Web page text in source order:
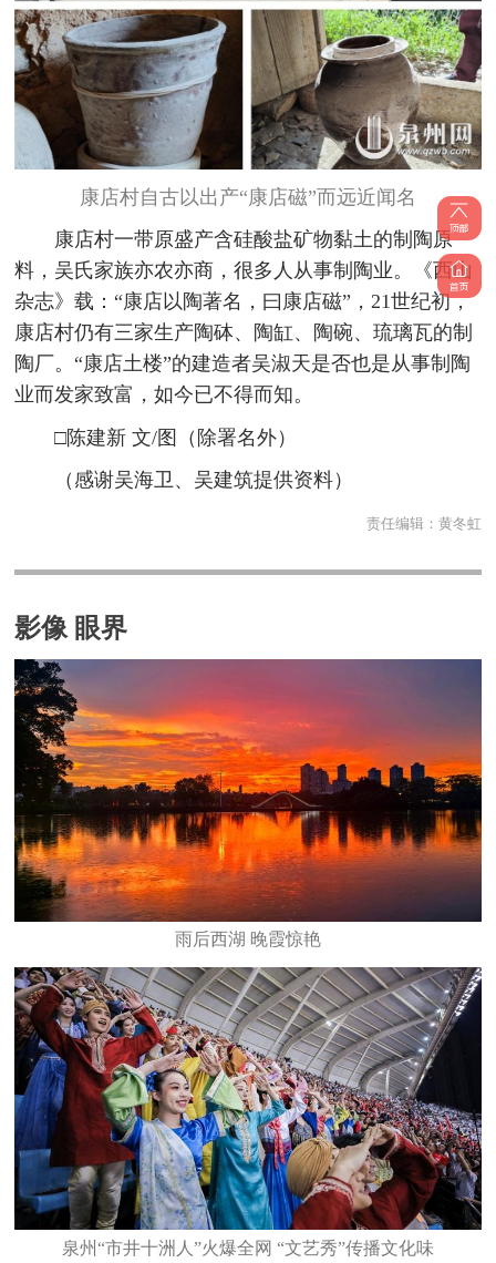
康店村自古以出产“康店磁”而远近闻名
康店村一带原盛产含硅酸盐矿物黏土的制陶原
料，吴氏家族亦农亦商，很多人从事制陶业。《西山
杂志》载：“康店以陶著名，曰康店磁”，21世纪初，
康店村仍有三家生产陶砵、陶缸、陶碗、琉璃瓦的制
陶厂。“康店土楼”的建造者吴淑天是否也是从事制陶
业而发家致富，如今已不得而知。
□陈建新 文/图（除署名外）
（感谢吴海卫、吴建筑提供资料）
责任编辑： 黄冬虹
影像 眼界
雨后西湖 晚霞惊艳
泉州“市井十洲人”火爆全网 “文艺秀”传播文化味